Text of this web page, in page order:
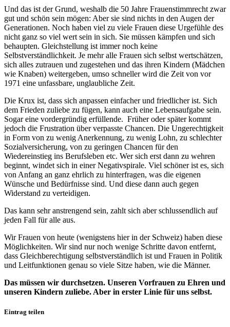
Und das ist der Grund, weshalb die 50 Jahre Frauenstimmrecht zwar
gut und schön sein mögen: Aber sie sind nichts in den Augen der
Generationen. Noch haben viel zu viele Frauen diese Urgefühle des
nicht ganz so viel wert sein in sich. Sie müssen kämpfen und sich
behaupten. Gleichstellung ist immer noch keine
Selbstverständlichkeit. Je mehr alle Frauen sich selbst wertschätzen,
sich alles zutrauen und zugestehen und das ihren Kindern (Mädchen
wie Knaben) weitergeben, umso schneller wird die Zeit von vor
1971 eine unfassbare, unglaubliche Zeit.
Die Krux ist, dass sich anpassen einfacher und friedlicher ist. Sich
dem Frieden zuliebe zu fügen, kann auch eine Lebensaufgabe sein.
Sogar eine vordergründig erfüllende. Früher oder später kommt
jedoch die Frustration über verpasste Chancen. Die Ungerechtigkeit
in Form von zu wenig Anerkennung, zu wenig Lohn, zu schlechter
Sozialversicherung, von zu geringen Chancen für den
Wiedereinstieg ins Berufsleben etc. Wer sich erst dann zu wehren
beginnt, windet sich in einer Negativspirale. Viel schöner ist es, sich
von Anfang an ganz ehrlich zu hinterfragen, was die eigenen
Wünsche und Bedürfnisse sind. Und diese dann auch gegen
Widerstand zu verteidigen.
Das kann sehr anstrengend sein, zahlt sich aber schlussendlich auf
jeden Fall für alle aus.
Wir Frauen von heute (wenigstens hier in der Schweiz) haben diese
Möglichkeiten. Wir sind nur noch wenige Schritte davon entfernt,
dass Gleichberechtigung selbstverständlich ist und Frauen in Politik
und Leitfunktionen genau so viele Sitze haben, wie die Männer.
Das müssen wir durchsetzen. Unseren Vorfrauen zu Ehren und
unseren Kindern zuliebe. Aber in erster Linie für uns selbst.
Eintrag teilen